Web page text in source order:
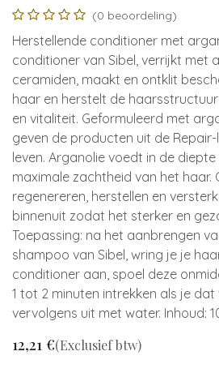
(0 beoordeling)
Herstellende conditioner met
conditioner van Sibel, verrijkt met
ceramiden, maakt en ontklit
haar en herstelt de
en vitaliteit. Geformuleerd met
geven de producten uit de
leven. Arganolie voedt in de
maximale zachtheid van het haar.
regenereren, herstellen en
binnenuit zodat het sterker en
Toepassing: na het aanbrengen
shampoo van Sibel, wring je je
conditioner aan, spoel deze
1 tot 2 minuten intrekken als je dat
vervolgens uit met water. Inhoud:
12,21 €(Exclusief btw)